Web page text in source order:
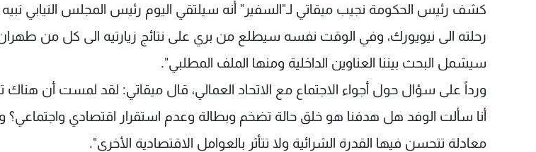
كشف رئيس الحكومة نجيب ميقاتي لـ"السفير" أنه سيلتقي اليوم رئيس المجلس النيابي
رحلته الى نيويورك، وفي الوقت نفسه سيطلع من بري على نتائج زيارتيه الى كل من
سيشمل البحث بيننا العناوين الداخلية ومنها الملف المطلبي".
ورداً على سؤال حول أجواء الاجتماع مع الاتحاد العمالي، قال ميقاتي: لقد لمست أن هناك
أنا سألت الوفد هل هدفنا هو خلق حالة تضخم وبطالة وعدم استقرار اقتصادي واجتماعي؟
معادلة تتحسن فيها القدرة الشرائية ولا تتأثر بالعوامل الاقتصادية الأخرى".